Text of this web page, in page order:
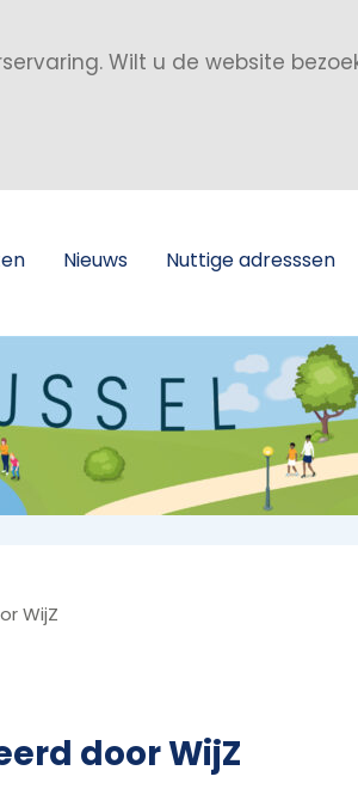
Wilt u de website
Nieuws Nuttige adresssen
WijZ
door WijZ